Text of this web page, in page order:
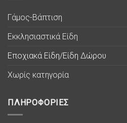
Γάμος-Βάπτιση
Εκκλησιαστικά Είδη
Εποχιακά Είδη/Είδη Δώρου
Χωρίς κατηγορία
ΠΛΗΡΟΦΟΡΙΕΣ